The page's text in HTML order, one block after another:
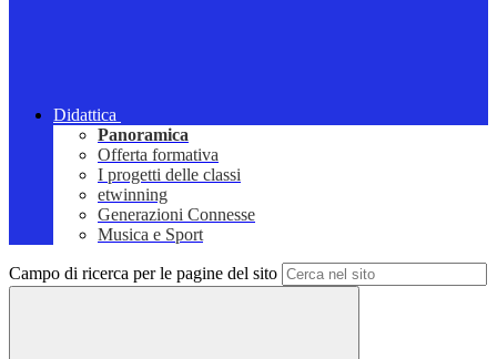
Didattica
Panoramica
Offerta formativa
I progetti delle classi
etwinning
Generazioni Connesse
Musica e Sport
Campo di ricerca per le pagine del sito